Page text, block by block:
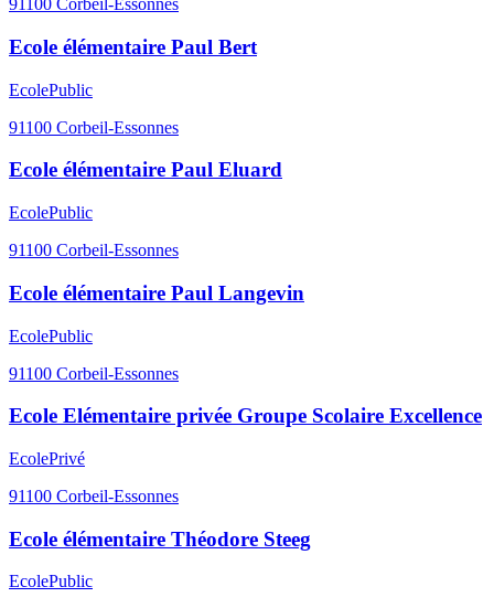
91100 Corbeil-Essonnes
Ecole élémentaire Paul Bert
EcolePublic
91100 Corbeil-Essonnes
Ecole élémentaire Paul Eluard
EcolePublic
91100 Corbeil-Essonnes
Ecole élémentaire Paul Langevin
EcolePublic
91100 Corbeil-Essonnes
Ecole Elémentaire privée Groupe Scolaire Excellence
EcolePrivé
91100 Corbeil-Essonnes
Ecole élémentaire Théodore Steeg
EcolePublic